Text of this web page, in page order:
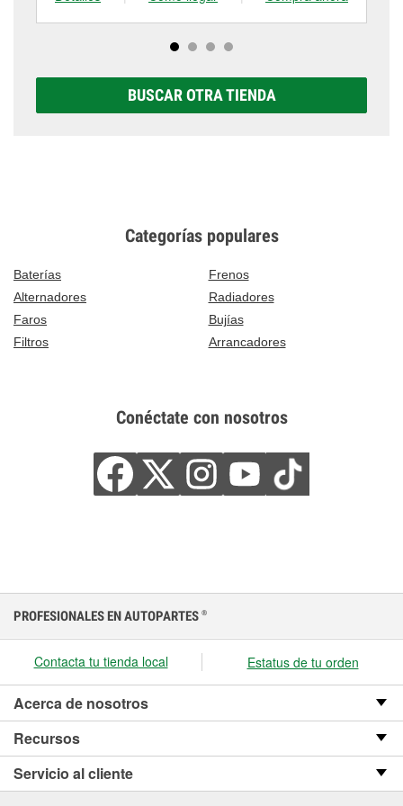
BUSCAR OTRA TIENDA
Categorías populares
Baterías
Frenos
Alternadores
Radiadores
Faros
Bujías
Filtros
Arrancadores
Conéctate con nosotros
PROFESIONALES EN AUTOPARTES ®
Contacta tu tienda local Estatus de tu orden
Acerca de nosotros
Recursos
Servicio al cliente